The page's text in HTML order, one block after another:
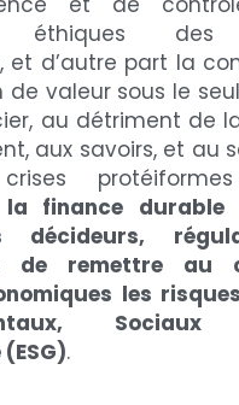
éthiques des
et d’autre part la
valeur sous le
au détriment de
aux savoirs, et au
la finance
décideurs,
de remettre au
les
.